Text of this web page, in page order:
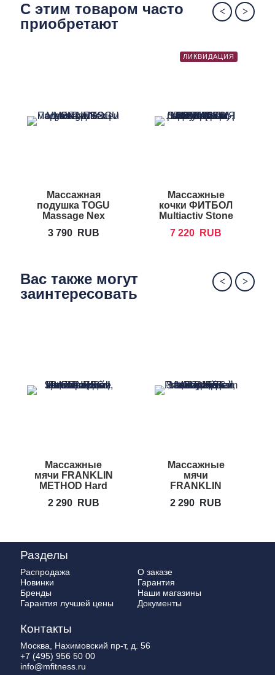
С этим товаром часто
приобретают
Массажная
подушка TOGU
Massage Nex
3 790
RUB
ЛИКВИДАЦИЯ
Массажные
кочки ФИТБОЛ
Multiactiv Stone
7 220
RUB
Вас также могут
заинтересовать
Массажные
мячи FRANKLIN
METHOD Hard
Set
2 290 RUB
Массажные
мячи
FRANKLIN
Medium
2 290 RUB
Разделы
Распродажа
Новинки
Бренды
Гарантия лучшей цены
О заказе
Гарантия
Наши магазины
Документы
Контакты
Москва, Нахимовский пр-т, д. 56
+7 (495) 956 50 00
info@mfitness.ru